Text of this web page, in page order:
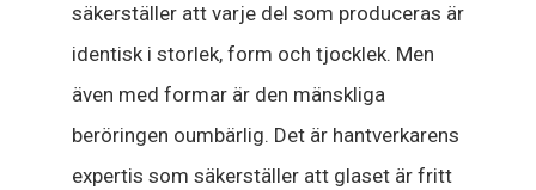
säkerställer att varje del som produceras är
identisk i storlek, form och tjocklek. Men
även med formar är den mänskliga
beröringen oumbärlig. Det är hantverkarens
expertis som säkerställer att glaset är fritt